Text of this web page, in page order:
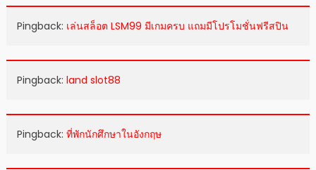
Pingback: เล่นสล็อต LSM99 มีเกมครบ แถมมีโปรโมชั่นฟรีสปิน
Pingback: land slot88
Pingback: ที่พักนักศึกษาในอังกฤษ